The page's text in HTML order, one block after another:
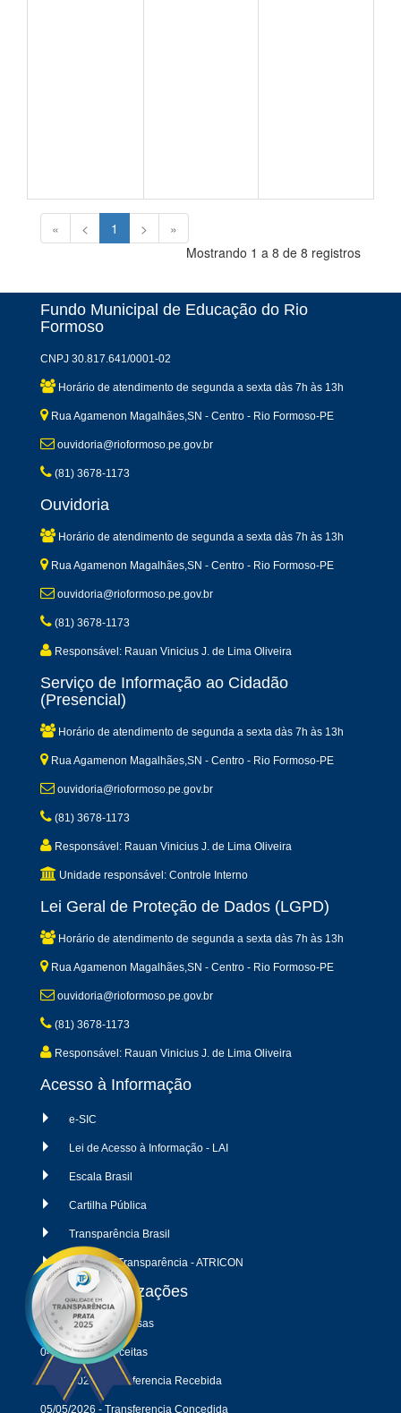
« < 1 >
»
Mostrando 1 a 8 de 8 registros
Fundo Municipal de Educação do Rio
Formoso
CNPJ 30.817.641/0001-02
Horário de atendimento de segunda a sexta dàs 7h às 13h
Rua Agamenon Magalhães,SN - Centro - Rio Formoso-PE
ouvidoria@rioformoso.pe.gov.br
(81) 3678-1173
Ouvidoria
Horário de atendimento de segunda a sexta dàs 7h às 13h
Rua Agamenon Magalhães,SN - Centro - Rio Formoso-PE
ouvidoria@rioformoso.pe.gov.br
(81) 3678-1173
Responsável: Rauan Vinicius J. de Lima Oliveira
Serviço de Informação ao Cidadão
(Presencial)
Horário de atendimento de segunda a sexta dàs 7h às 13h
Rua Agamenon Magalhães,SN - Centro - Rio Formoso-PE
ouvidoria@rioformoso.pe.gov.br
(81) 3678-1173
Responsável: Rauan Vinicius J. de Lima Oliveira
Unidade responsável: Controle Interno
Lei Geral de Proteção de Dados (LGPD)
Horário de atendimento de segunda a sexta dàs 7h às 13h
Rua Agamenon Magalhães,SN - Centro - Rio Formoso-PE
ouvidoria@rioformoso.pe.gov.br
(81) 3678-1173
Responsável: Rauan Vinicius J. de Lima Oliveira
Acesso à Informação
e-SIC
Lei de Acesso à Informação - LAI
Escala Brasil
Cartilha Pública
Transparência Brasil
Radar da Transparência - ATRICON
Últimas atualizações
04/08/2026 - Despesas
04/08/2026 - Receitas
04/08/2026 - Transferencia Recebida
05/05/2026 - Transferencia Concedida